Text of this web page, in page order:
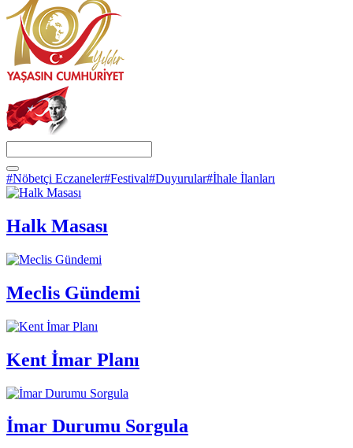
#Nöbetçi Eczaneler#Festival#Duyurular#İhale İlanları
Halk Masası
Meclis Gündemi
Kent İmar Planı
İmar Durumu Sorgula